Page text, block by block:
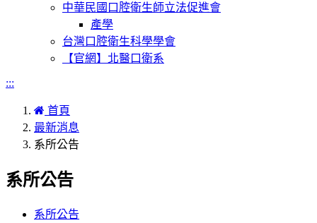
中華民國口腔衛生師立法促進會
產學
台灣口腔衛生科學學會
【官網】北醫口衛系
:::
首頁
最新消息
系所公告
系所公告
系所公告